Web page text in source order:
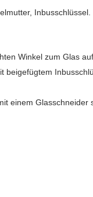
Inbusschlüssel.
Winkel zum Glas
einem